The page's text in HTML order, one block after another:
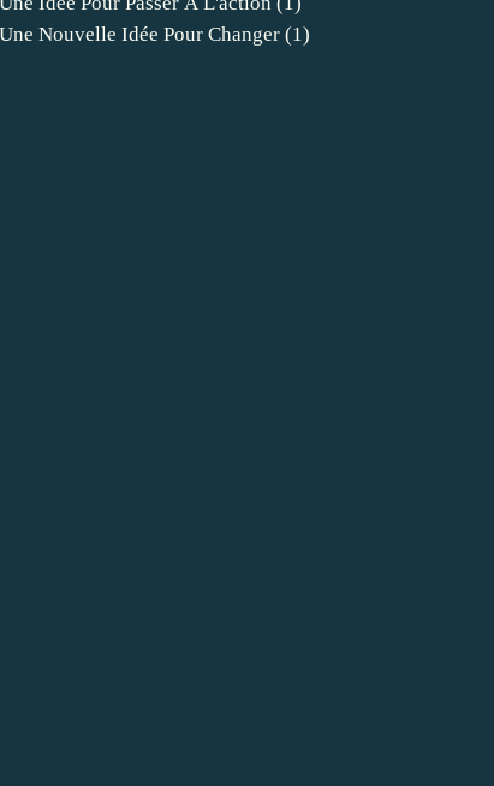
Une Nouvelle Idée Pour Changer (1)